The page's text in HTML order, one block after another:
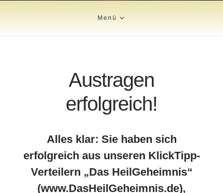
Menü
Austragen
erfolgreich!
Alles klar: Sie haben sich
erfolgreich aus unseren KlickTipp-
Verteilern „Das HeilGeheimnis“
(www.DasHeilGeheimnis.de),